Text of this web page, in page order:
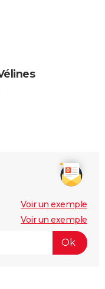
Voir un exemple
Voir un exemple